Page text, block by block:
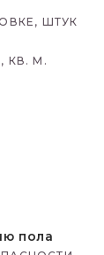
ШТУК
КВ. М.
пола